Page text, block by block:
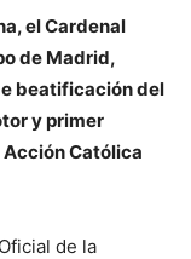
el Cardenal
de Madrid,
beatificación del
y primer
Católica
de la